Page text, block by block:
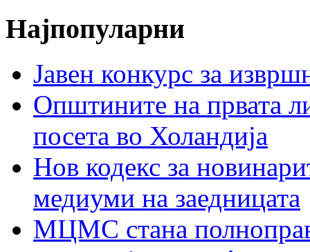
Најпопуларни
Јавен конкурс за
Општините на првата
посета во Холандија
Нов кодекс за
медиуми на заедницата
МЦМС стана